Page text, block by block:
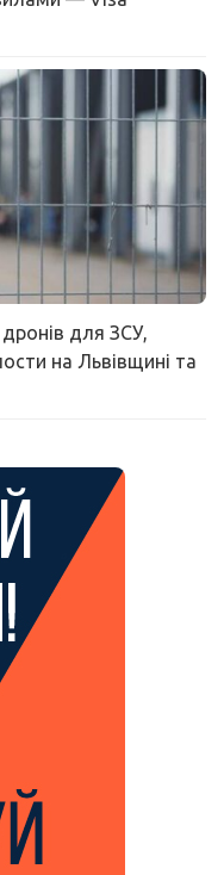
для ЗСУ,
на Львівщині та